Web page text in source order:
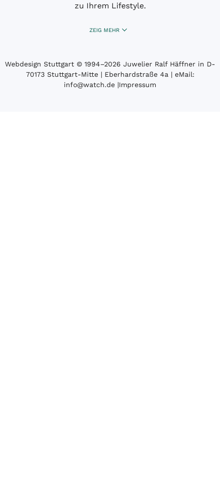
zu Ihrem Lifestyle.
ZEIG MEHR
Webdesign Stuttgart © 1994­–2026 Juwelier Ralf Häffner in D-
70173 Stuttgart-Mitte | Eberhardstraße 4a | eMail:
info@watch.de |Impressum